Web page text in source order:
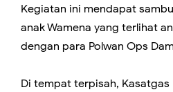
Kegiatan ini mendapat
anak Wamena yang terlihat
dengan para Polwan Ops
Di tempat terpisah, Kasatgas